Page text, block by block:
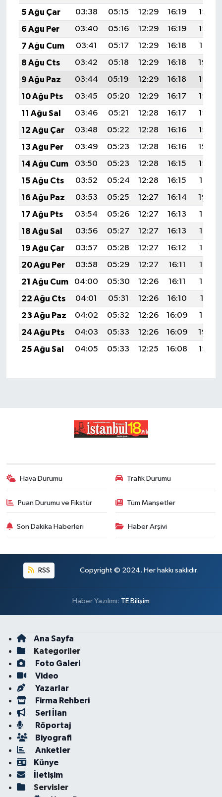
5 Ağu Çar
03:38 05:15 12:29 16:19
19:33
6 Ağu Per
03:40 05:16 12:29 16:19
19:32
7 Ağu Cum
03:41 05:17 12:29 16:18
19:31
8 Ağu Cts
03:42 05:18 12:29 16:18
19:30
9 Ağu Paz
03:44 05:19 12:29 16:18
19:28
10 Ağu Pts
03:45 05:20 12:29 16:17
19:27
11 Ağu Sal
03:46 05:21 12:28 16:17
19:26
12 Ağu Çar
03:48 05:22 12:28 16:16
19:25
13 Ağu Per
03:49 05:23 12:28 16:16
19:24
14 Ağu Cum
03:50 05:23 12:28 16:15
19:22
15 Ağu Cts
03:52 05:24 12:28 16:15
19:21
16 Ağu Paz
03:53 05:25 12:27 16:14
19:20
17 Ağu Pts
03:54 05:26 12:27 16:13
19:18
18 Ağu Sal
03:56 05:27 12:27 16:13
19:17
19 Ağu Çar
03:57 05:28 12:27 16:12
19:16
20 Ağu Per
03:58 05:29 12:27 16:11
19:14
21 Ağu Cum
04:00 05:30 12:26 16:11
19:13
22 Ağu Cts
04:01 05:31 12:26 16:10
19:11
23 Ağu Paz
04:02 05:32 12:26 16:09
19:10
24 Ağu Pts
04:03 05:33 12:26 16:09
19:09
25 Ağu Sal
04:05 05:33 12:25 16:08 19:07
Hava Durumu Trafik Durumu
Puan Durumu ve Fikstür Tüm Manşetler
Son Dakika Haberleri Haber Arşivi
RSS Copyright © 2024. Her hakkı saklıdır.
Haber Yazılımı: TE Bilişim
Ana Sayfa
Kategoriler
Foto Galeri
Video
Yazarlar
Firma Rehberi
Seri İlan
Röportaj
Biyografi
Anketler
Künye
İletişim
Servisler